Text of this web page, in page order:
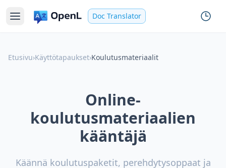
Doc Translator
Etusivu›Käyttötapaukset›Koulutusmateriaalit
Online-
koulutusmateriaalien
kääntäjä
Käännä koulutuspaketit, perehdytysoppaat ja